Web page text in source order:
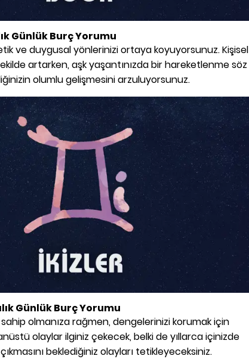
Günlük Burç Yorumu
ve duygusal yönlerinizi ortaya koyuyorsunuz. Kişisel
artarken, aşk yaşantınızda bir hareketlenme söz
olumlu gelişmesini arzuluyorsunuz.
Günlük Burç Yorumu
olmanıza rağmen, dengelerinizi korumak için
olaylar ilginiz çekecek, belki de yıllarca içinizde
beklediğiniz olayları tetikleyeceksiniz.